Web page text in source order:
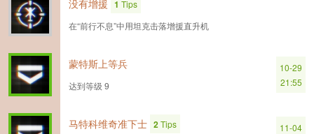
没有增援 1 Tips
在“前行不息”中用坦克击落增援直升机
蒙特斯上等兵
达到等级 9
10-29
21:55
马特科维奇准下士 2Tips
11-04